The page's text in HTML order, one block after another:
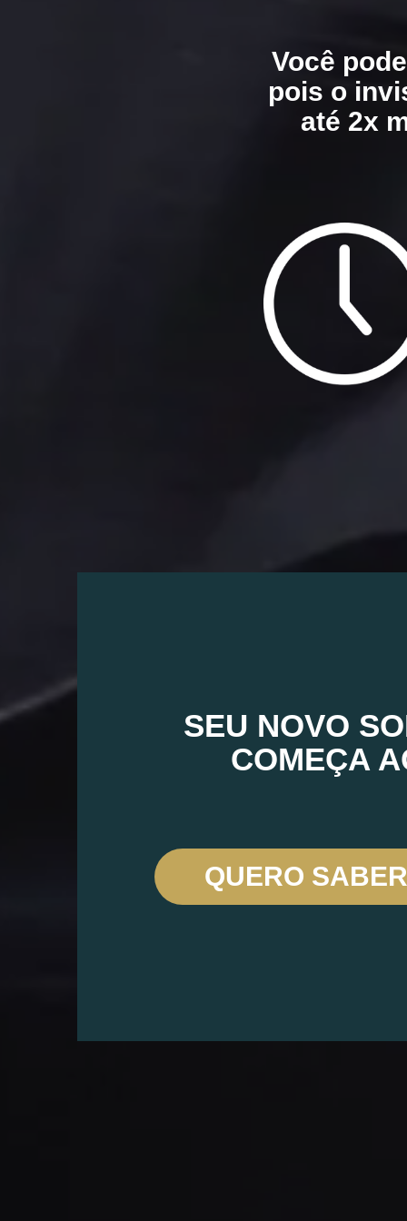
Você
pois o
até 2x
SEU NOVO
COMEÇA
QUERO